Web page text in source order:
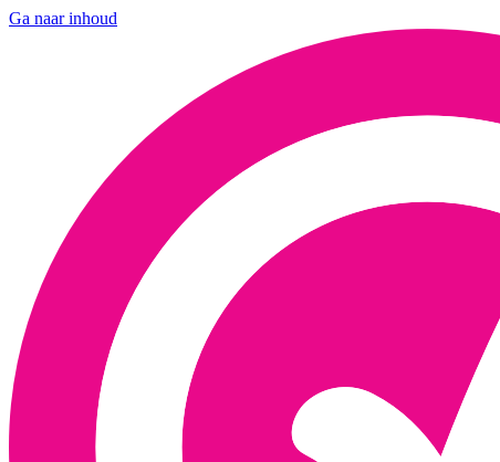
Ga naar inhoud